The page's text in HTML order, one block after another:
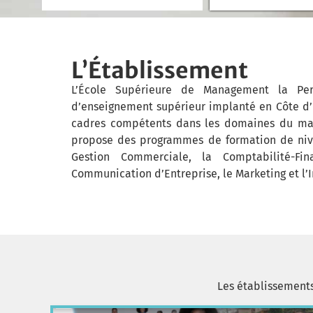
L’Établissement
L’École Supérieure de Management la
d’enseignement supérieur implanté en Côte
cadres compétents dans les domaines du
propose des programmes de formation de
Gestion Commerciale, la Comptabilité-
Communication d’Entreprise, le Marketing et
Les